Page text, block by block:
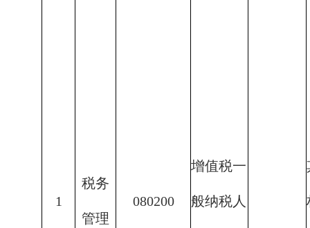
1
税务
管理
080200
增值税一
般纳税人